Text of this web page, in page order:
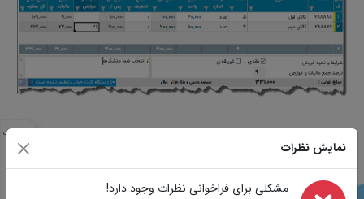
مشخصات
مشابه
نمایش نظرات
مشکلی برای فراخوانی نظرات وجود دارد!